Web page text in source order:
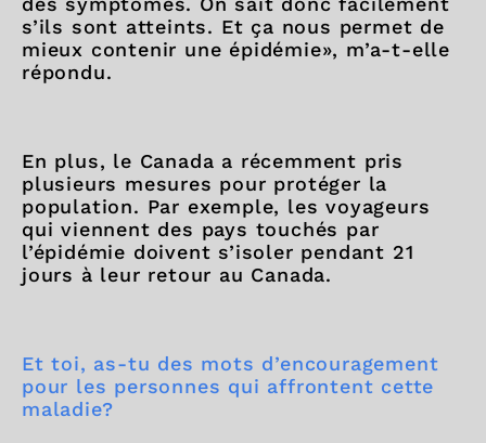
s’ils sont atteints. Et ça nous permet de
mieux contenir une épidémie», m’a-t-elle
répondu.
En plus, le Canada a récemment pris
plusieurs mesures pour protéger la
population. Par exemple, les voyageurs
qui viennent des pays touchés par
l’épidémie doivent s’isoler pendant 21
jours à leur retour au Canada.
Et toi, as-tu des mots d’encouragement
pour les personnes qui affrontent cette
maladie?